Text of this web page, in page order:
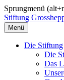
Sprungmenü
Stiftung
Menü
Die Stiftung
Die
Das